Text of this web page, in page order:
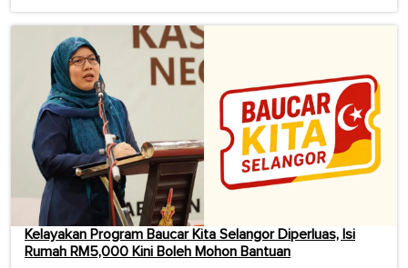
Kelayakan Program Baucar Kita Selangor Diperluas, Isi
Rumah RM5,000 Kini Boleh Mohon Bantuan